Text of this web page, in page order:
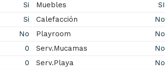
Si
Si
No
0
0
Muebles
SI
Calefacción
No
Playroom
No
Serv.Mucamas
No
Serv.Playa
No